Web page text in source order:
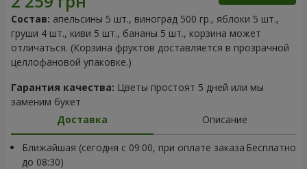
Состав: апельсины 5 шт., виноград 500 гр., яблоки 5 шт.,
груши 4 шт., киви 5 шт., бананы 5 шт., корзина может
отличаться. (Корзина фруктов доставляется в прозрачной
целлофановой упаковке.)
Гарантия качества: Цветы простоят 5 дней или мы
заменим букет
Доставка
Описание
Ближайшая (сегодня с 09:00, при оплате заказа
до 08:30)
Бесплатно